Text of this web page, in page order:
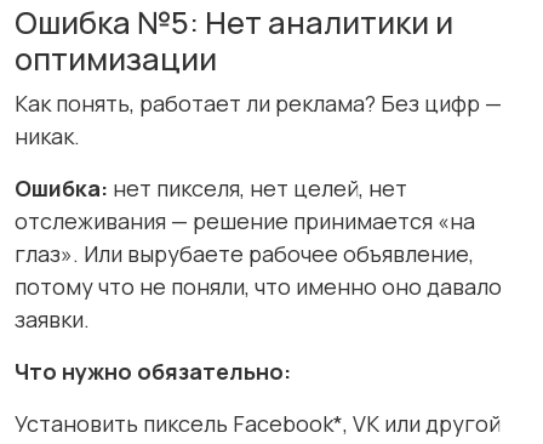
Ошибка №5: Нет аналитики и
оптимизации
Как понять, работает ли реклама? Без цифр —
никак.
Ошибка: нет пикселя, нет целей, нет
отслеживания — решение принимается «на
глаз». Или вырубаете рабочее объявление,
потому что не поняли, что именно оно давало
заявки.
Что нужно обязательно:
Установить пиксель Facebook*, VK или другой